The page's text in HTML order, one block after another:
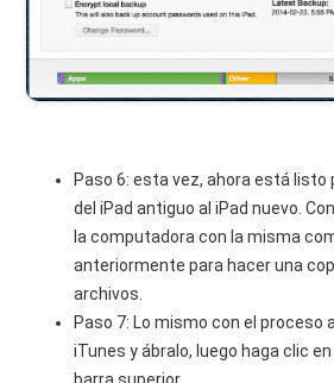
Paso 6: esta vez, ahora está
del iPad antiguo al iPad nuevo.
la computadora con la misma
anteriormente para hacer una
archivos.
Paso 7: Lo mismo con el proceso
iTunes y ábralo, luego haga clic